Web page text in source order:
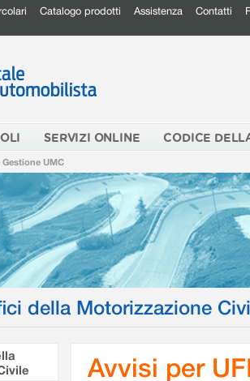
Catalogo prodotti Assistenza Contatti
SERVIZI ONLINE CODICE
Gestione UMC
della Motorizzazione
Avvisi per